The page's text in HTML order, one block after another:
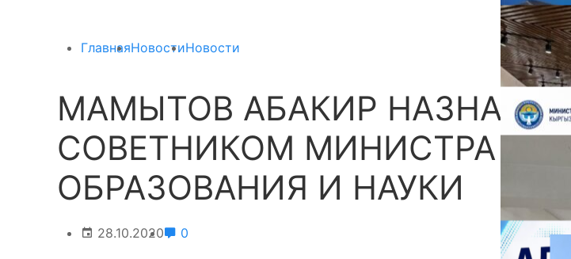
ГлавнаяНовостиНовости
МАМЫТОВ АБАКИР НАЗНАЧЕН
СОВЕТНИКОМ МИНИСТРА
ОБРАЗОВАНИЯ И НАУКИ
28.10.2020 0